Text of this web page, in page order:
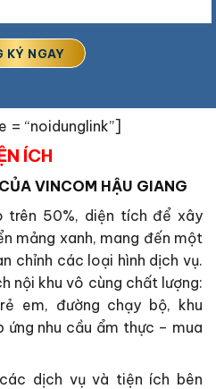
“noidunglink”]
ÍCH
VINCOM HẬU GIANG
trên 50%, diện tích để xây
mảng xanh, mang đến một
chỉnh các loại hình dịch vụ.
nội khu vô cùng chất lượng:
em, đường chạy bộ, khu
nhu cầu ẩm thực – mua
dịch vụ và tiện ích bên